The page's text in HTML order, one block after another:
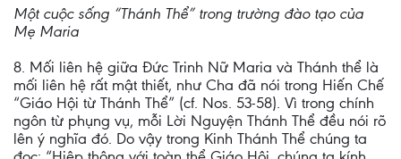
Một cuộc sống “Thánh Thể” trong trường đào tạo của
Mẹ Maria
8. Mối liên hệ giữa Đức Trinh Nữ Maria và Thánh thể là
mối liên hệ rất mật thiết, như Cha đã nói trong Hiến Chế
“Giáo Hội từ Thánh Thể” (cf. Nos. 53-58). Vì trong chính
ngôn từ phụng vụ, mỗi Lời Nguyện Thánh Thể đều nói rõ
lên ý nghĩa đó. Do vậy trong Kinh Thánh Thể chúng ta